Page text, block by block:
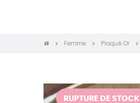
Femme Plaqué Or
RUPTURE DE STOCK